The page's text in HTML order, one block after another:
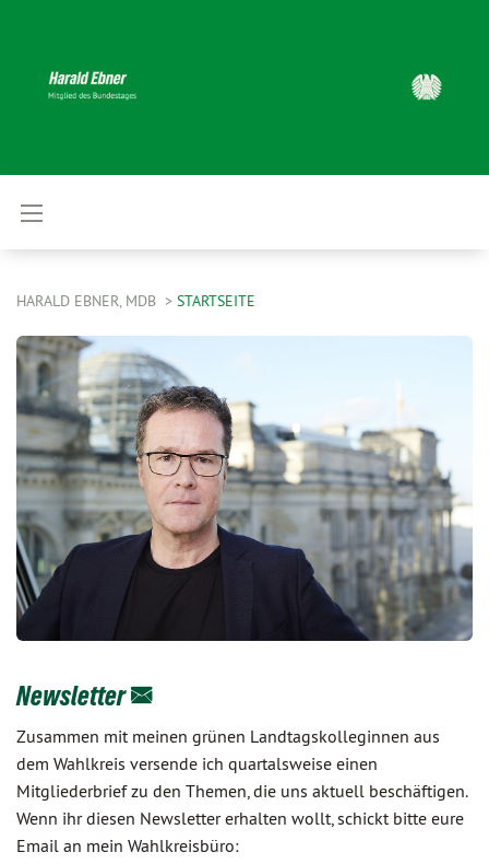
HARALD EBNER, MDB STARTSEITE
Newsletter
Zusammen mit meinen grünen Landtagskolleginnen aus
dem Wahlkreis versende ich quartalsweise einen
Mitgliederbrief zu den Themen, die uns aktuell beschäftigen.
Wenn ihr diesen Newsletter erhalten wollt, schickt bitte eure
Email an mein Wahlkreisbüro: